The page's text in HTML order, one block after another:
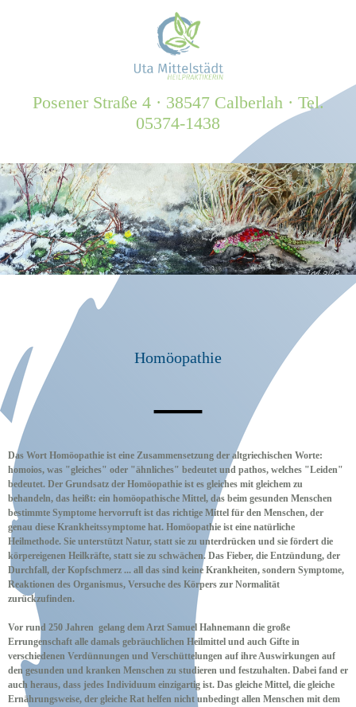
Posener Straße 4 · 38547 Calberlah · Tel.
05374-1438
Homöopathie
—
Das Wort Homöopathie ist eine Zusammensetzung der altgriechischen Worte:
homoios, was "gleiches" oder "ähnliches" bedeutet und pathos, welches "Leiden"
bedeutet. Der Grundsatz der Homöopathie ist es gleiches mit gleichem zu
behandeln, das heißt: ein homöopathische Mittel, das beim gesunden Menschen
bestimmte Symptome hervorruft ist das richtige Mittel für den Menschen, der
genau diese Krankheitssymptome hat. Homöopathie ist eine natürliche
Heilmethode. Sie unterstützt Natur, statt sie zu unterdrücken und sie fördert die
körpereigenen Heilkräfte, statt sie zu schwächen. Das Fieber, die Entzündung, der
Durchfall, der Kopfschmerz ... all das sind keine Krankheiten, sondern Symptome,
Reaktionen des Organismus, Versuche des Körpers zur Normalität
zurückzufinden.
Vor rund 250 Jahren gelang dem Arzt Samuel Hahnemann die große
Errungenschaft alle damals gebräuchlichen Heilmittel und auch Gifte in
verschiedenen Verdünnungen und Verschüttelungen auf ihre Auswirkungen auf
den gesunden und kranken Menschen zu studieren und festzuhalten. Dabei fand er
auch heraus, dass jedes Individuum einzigartig ist. Das gleiche Mittel, die gleiche
Ernährungsweise, der gleiche Rat helfen nicht unbedingt allen Menschen mit dem